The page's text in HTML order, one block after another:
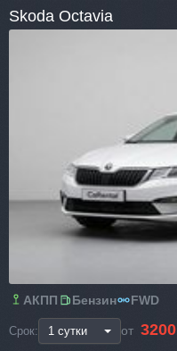
Skoda Octavia
АКПП Бензин FWD
Срок: от 3200